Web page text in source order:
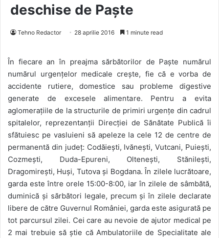
deschise de Paște
Tehno Redactor 28 aprilie 2016 1 minute read
În fiecare an în preajma sărbătorilor de Paște numărul
numărul urgențelor medicale crește, fie că e vorba de
accidente rutiere, domestice sau probleme digestive
generate de excesele alimentare. Pentru a evita
aglomerațiile de la structurile de primiri urgențe din cadrul
spitalelor, reprezentanții Direcției de Sănătate Publică îi
sfătuiesc pe vasluieni să apeleze la cele 12 de centre de
permanentă din județ: Codăiești, Ivănești, Vutcani, Puiești,
Cozmești, Duda-Epureni, Oltenești, Stănilești,
Dragomirești, Huși, Tutova și Bogdana. În zilele lucrătoare,
garda este între orele 15:00-8:00, iar în zilele de sâmbătă,
duminică și sărbători legale, precum și în zilele declarate
libere de către Guvernul României, garda este asigurată pe
tot parcursul zilei. Cei care au nevoie de ajutor medical pe
2 mai trebuie să știe că Ambulatoriile de Specialitate ale